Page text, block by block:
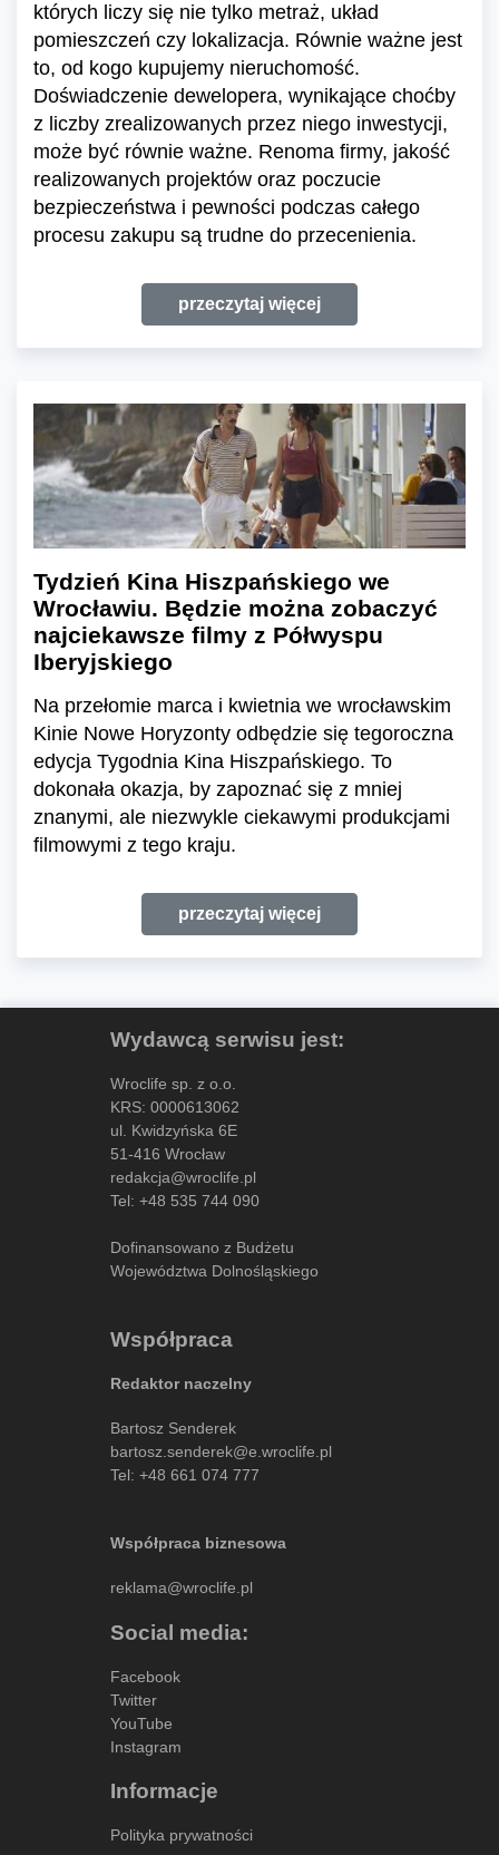
których liczy się nie tylko metraż, układ
pomieszczeń czy lokalizacja. Równie ważne jest
to, od kogo kupujemy nieruchomość.
Doświadczenie dewelopera, wynikające choćby
z liczby zrealizowanych przez niego inwestycji,
może być równie ważne. Renoma firmy, jakość
realizowanych projektów oraz poczucie
bezpieczeństwa i pewności podczas całego
procesu zakupu są trudne do przecenienia.
przeczytaj więcej
Tydzień Kina Hiszpańskiego we
Wrocławiu. Będzie można zobaczyć
najciekawsze filmy z Półwyspu
Iberyjskiego
Na przełomie marca i kwietnia we wrocławskim
Kinie Nowe Horyzonty odbędzie się tegoroczna
edycja Tygodnia Kina Hiszpańskiego. To
dokonała okazja, by zapoznać się z mniej
znanymi, ale niezwykle ciekawymi produkcjami
filmowymi z tego kraju.
przeczytaj więcej
Wydawcą serwisu jest:
Wroclife sp. z o.o.
KRS: 0000613062
ul. Kwidzyńska 6E
51-416 Wrocław
redakcja@wroclife.pl
Tel: +48 535 744 090
Dofinansowano z Budżetu
Województwa Dolnośląskiego
Współpraca
Redaktor naczelny
Bartosz Senderek
bartosz.senderek@e.wroclife.pl
Tel: +48 661 074 777
Współpraca biznesowa
reklama@wroclife.pl
Social media:
Facebook
Twitter
YouTube
Instagram
Informacje
Polityka prywatności